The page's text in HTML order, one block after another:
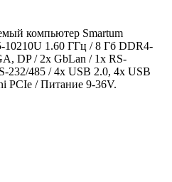
компьютер Smartum
10210U 1.60 ГГц / 8 Гб DDR4-
DP / 2х GbLan / 1х RS-
232/485 / 4x USB 2.0, 4х USB
PCIe / Питание 9-36V.